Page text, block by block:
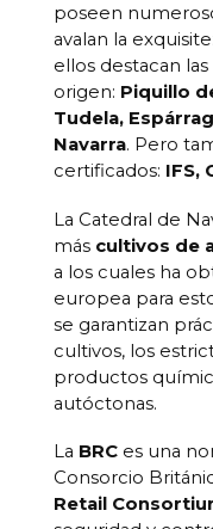
poseen
avalan la
ellos destacan
origen: Piquillo
Tudela,
Navarra. Pero
certificados: IFS,
La Catedral de
más cultivos de
a los cuales ha
europea para
se garantizan
cultivos, los
productos
autóctonas.
La BRC es una
Consorcio
Retail